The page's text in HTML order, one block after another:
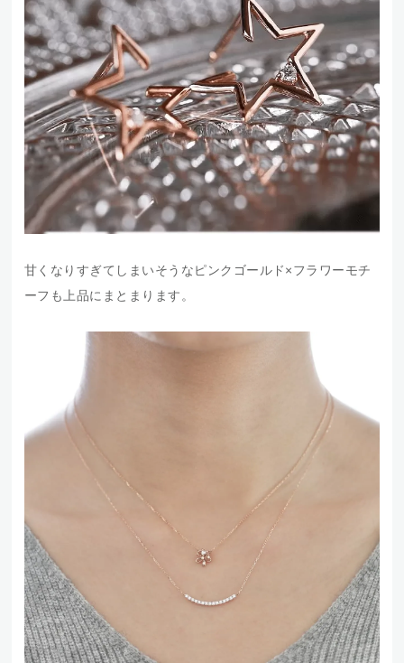
甘くなりすぎてしまいそうなピンクゴールド×フラワーモチ
ーフも上品にまとまります。